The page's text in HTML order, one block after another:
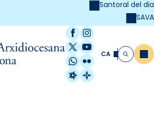
Santoral del dia
SAVA
Facebook
Instagram
X / Twitter
YouTube
WhatsApp
Flickr
Radio Estel
Catalunya
CA Cerca